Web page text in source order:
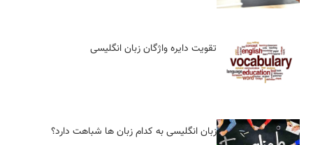
تقویت دایره واژگان زبان انگلیسی
زبان انگلیسی به کدام زبان ها شباهت دارد؟